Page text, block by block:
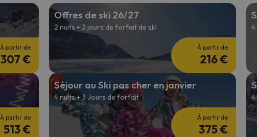
À partir de
307 €
Offres de ski 26/27
2 nuits + 2 jours de forfait de ski
À partir de
216 €
À partir de
513 €
Séjour au Ski pas cher en janvier
4 nuits + 3 Jours de forfait
À partir de
375 €